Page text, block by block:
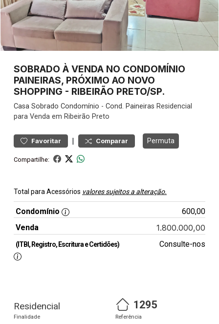
SOBRADO À VENDA NO CONDOMÍNIO
PAINEIRAS, PRÓXIMO AO NOVO
SHOPPING - RIBEIRÃO PRETO/SP.
Casa Sobrado Condomínio - Cond. Paineiras Residencial
para Venda em Ribeirão Preto
Favoritar | Comparar Permuta
Compartilhe:
Total para Acessórios valores sujeitos a alteração.
Condomínio
600,00
Venda
1.800.000,00
(ITBI, Registro, Escritura e Certidões) Consulte-nos
Residencial
Finalidade
1295
Referência